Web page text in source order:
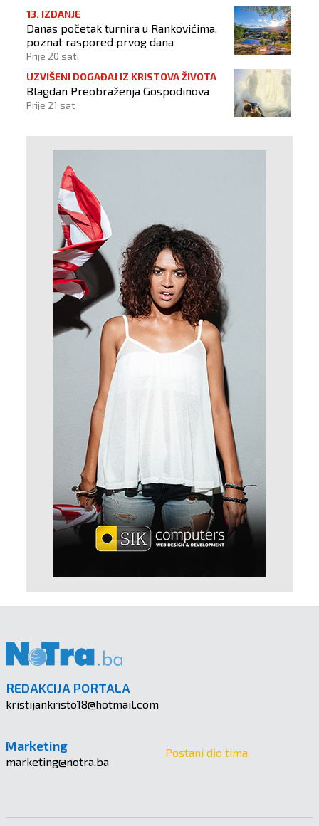
13. IZDANJE
Danas početak turnira u Rankovićima,
poznat raspored prvog dana
Prije 20 sati
UZVIŠENI DOGAĐAJ IZ KRISTOVA ŽIVOTA
Blagdan Preobraženja Gospodinova
Prije 21 sat
REDAKCIJA PORTALA
kristijankristo18@hotmail.com
Marketing
marketing@notra.ba
Postani dio tima